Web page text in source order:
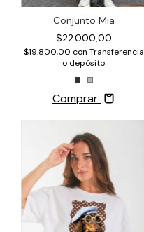
Conjunto Mia
$22.000,00
$19.800,00 con Transferencia
o depósito
Comprar